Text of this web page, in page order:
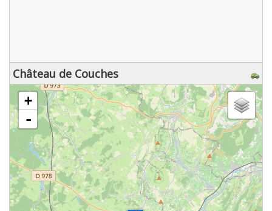
Château de Couches
chargement de la carte - veuillez patienter...
+
-